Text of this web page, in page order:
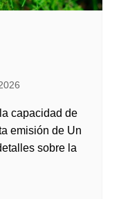
capacidad de
emisión de Un
sobre la